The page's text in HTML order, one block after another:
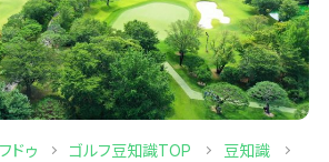
ドゥ ゴルフ豆知識TOP 豆知識